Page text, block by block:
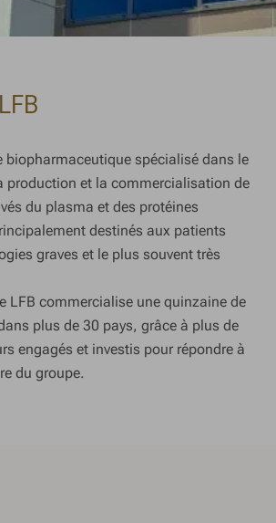
biopharmaceutique spécialisé dans le
production et la commercialisation de
du plasma et des protéines
destinés aux patients
graves et le plus souvent très
LFB commercialise une quinzaine de
plus de 30 pays, grâce à plus de
engagés et investis pour répondre à
du groupe.